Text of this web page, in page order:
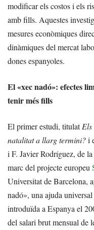
modificar els costos i els
amb fills. Aquestes
mesures econòmiques
dinàmiques del mercat
dones espanyoles.
El «xec nadó»: efectes
tenir més fills
El primer estudi, titulat
natalitat a llarg termini?i
i F. Javier Rodríguez, de
marc del projecte europeu
Universitat de Barcelona,
nadó», una ajuda
introduïda a Espanya el
del salari brut mensual de